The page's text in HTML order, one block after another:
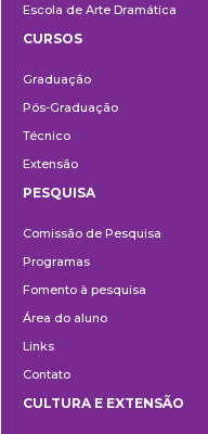
Escola de Arte Dramática
CURSOS
Graduação
Pós-Graduação
Técnico
Extensão
PESQUISA
Comissão de Pesquisa
Programas
Fomento à pesquisa
Área do aluno
Links
Contato
CULTURA E EXTENSÃO